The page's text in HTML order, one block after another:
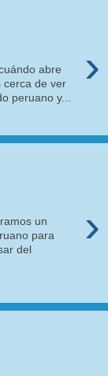
›
abre
cerca de ver
peruano y...
›
un
para
del